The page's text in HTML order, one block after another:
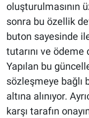
oluşturulmasının
sonra bu özellik
buton sayesinde
tutarını ve ödeme
Yapılan bu
sözleşmeye bağlı
altına alınıyor.
karşı tarafın